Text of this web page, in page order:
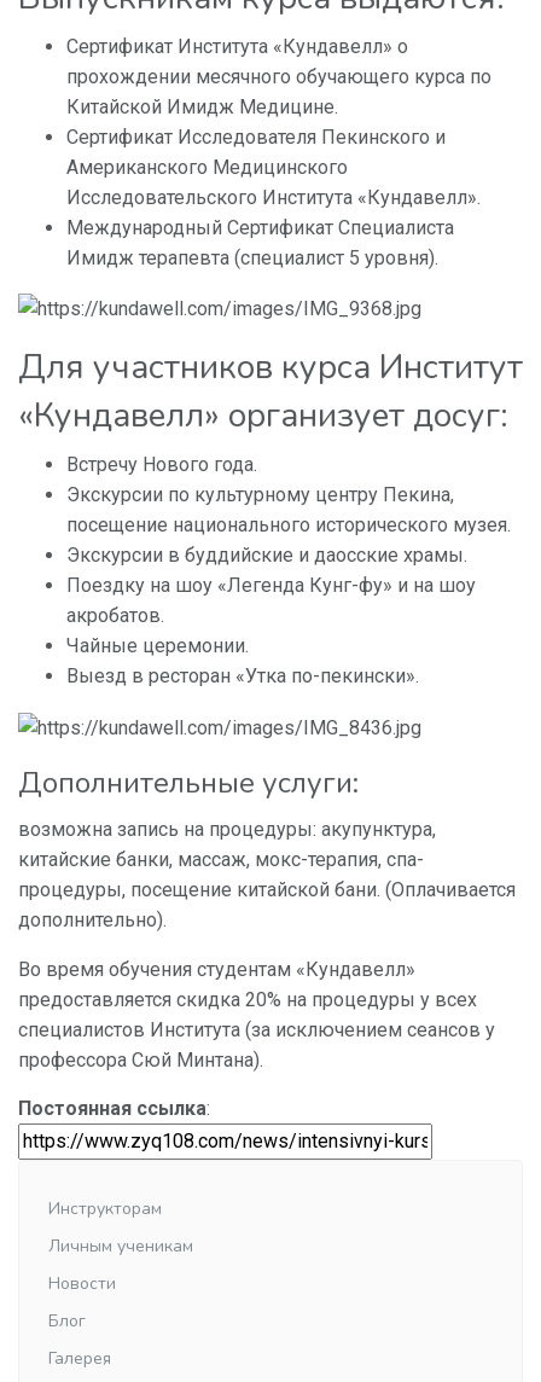
Сертификат Института «Кундавелл» о
прохождении месячного обучающего курса по
Китайской Имидж Медицине.
Сертификат Исследователя Пекинского и
Американского Медицинского
Исследовательского Института «Кундавелл».
Международный Сертификат Специалиста
Имидж терапевта (специалист 5 уровня).
Для участников курса Институт
«Кундавелл» организует досуг:
Встречу Нового года.
Экскурсии по культурному центру Пекина,
посещение национального исторического музея.
Экскурсии в буддийские и даосские храмы.
Поездку на шоу «Легенда Кунг-фу» и на шоу
акробатов.
Чайные церемонии.
Выезд в ресторан «Утка по-пекински».
Дополнительные услуги:
возможна запись на процедуры: акупунктура,
китайские банки, массаж, мокс-терапия, спа-
процедуры, посещение китайской бани. (Оплачивается
дополнительно).
Во время обучения студентам «Кундавелл»
предоставляется скидка 20% на процедуры у всех
специалистов Института (за исключением сеансов у
профессора Сюй Минтана).
Постоянная ссылка:
Инструкторам
Личным ученикам
Новости
Блог
Галерея